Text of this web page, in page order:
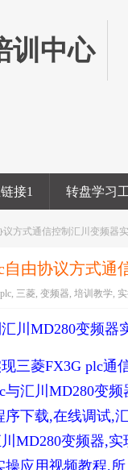
训中心
接1 转盘学习
议方式通信控制汇川变频器
自由协议方式
plc, 三菱,变频器,培训教学,
川MD280变频
三菱FX3G plc通
汇川MD280变
下载,在线调试,
MD280变频器,
应用视频教程,